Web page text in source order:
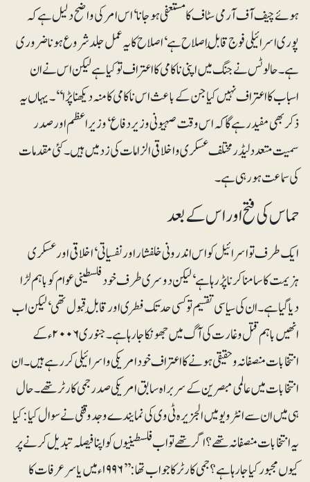
ہوئے چیف آف آرمی سٹاف کا مستعفی ہوجانا‘ اس امر کی واضح دلیل ہے کہ
پوری اسرائیلی فوج قابلِ اصلاح ہے‘ اصلاح کا یہ عمل جلد شروع ہونا ضروری
ہے۔ حالوٹس نے جنگ میں اپنی ناکامی کا اعتراف توکیا ہے لیکن اس نے ان
اسباب کا اعتراف نہیں کیا جن کے باعث اس ناکامی کا منہ دیکھنا پڑا‘‘۔ یہاں یہ
ذکر بھی مفید رہے گا کہ اس وقت صہیونی وزیردفاع‘ وزیراعظم اور صدر
سمیت متعدد لیڈر مختلف عسکری و اخلاقی الزامات کی زد میں ہیں۔ کئی مقدمات
کی سماعت ہو رہی ہے۔
حماس کی فتح اور اس کے بعد
ایک طرف تو اسرائیل کو اس اندرونی خلفشار اور نفسیاتی‘ اخلاقی اور عسکری
ہزیمت کا سامنا کرنا پڑ رہا ہے‘ لیکن دوسری طرف خود فلسطینی عوام کو باہم لڑا
دیا گیا ہے۔ ان کی سیاسی تقسیم تو کسی حد تک فطری اور قابلِ قبول تھی‘ لیکن اب
انھیں باہم قتل و غارت کی آگ میں جھونکا جارہا ہے۔ جنوری ۲۰۰۶ء کے
انتخابات منصفانہ و حقیقی ہونے کا اعتراف خود امریکی و اسرائیلی کر رہے ہیں۔ ان
انتخابات میں عالمی مبصرین کے سربراہ سابق امریکی صدر جمی کارٹر تھے۔ حال
ہی میں ان سے انٹرویو میں الجزیرہ ٹی وی کی نمایندے وجد وقفی نے سوال کیا: کیا
یہ انتخابات منصفانہ تھے؟ اگر تھے تو اب فلسطینیوں کو اپنا فیصلہ تبدیل کرنے پر
کیوں مجبور کیا جا رہا ہے؟ جمی کارٹر کا جواب تھا: ’’۱۹۹۶ء میں یاسرعرفات کا